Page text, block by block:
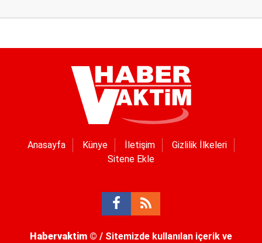
Anasayfa Künye İletişim
Gizlilik İlkeleri
Sitene Ekle
Habervaktim © / Sitemizde kullanılan içerik ve